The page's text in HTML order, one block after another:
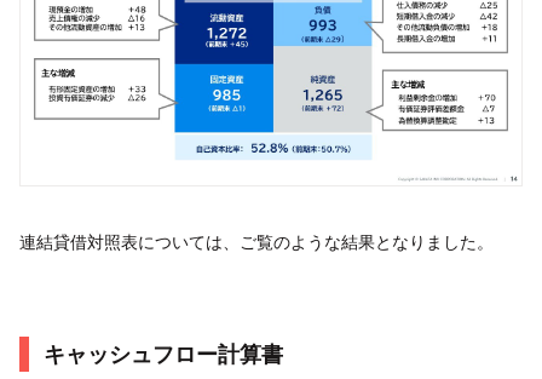
連結貸借対照表については、ご覧のような結果となりました。
キャッシュフロー計算書